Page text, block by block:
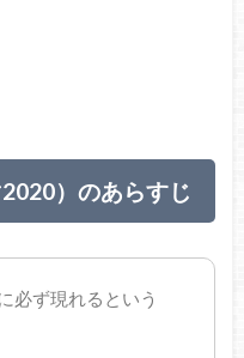
）のあらすじ
必ず現れるという